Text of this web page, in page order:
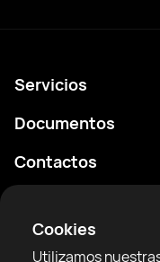
Cookies
Utilizamos
Servicios
Calendario
Clasificaciones
Documentos
Política de privacidad
Condiciones de uso
Reglas de la
Contactos